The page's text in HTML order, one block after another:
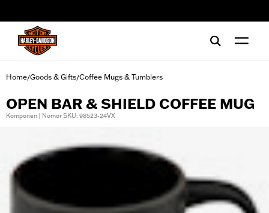
Home/Goods & Gifts/Coffee Mugs & Tumblers
OPEN BAR & SHIELD COFFEE MUG
Komponen | Nomor SKU: 98523-24VX